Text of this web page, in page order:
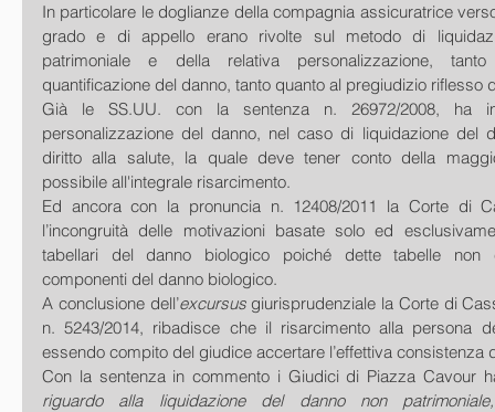
In particolare le doglianze della compagnia assicuratrice
grado e di appello erano rivolte sul metodo di
patrimoniale e della relativa personalizzazione,
quantificazione del danno, tanto quanto al pregiudizio riflesso
Già le SS.UU. con la sentenza n. 26972/2008, ha
personalizzazione del danno, nel caso di liquidazione del
diritto alla salute, la quale deve tener conto della
possibile all'integrale risarcimento.
Ed ancora con la pronuncia n. 12408/2011 la Corte di
l’incongruità delle motivazioni basate solo ed
tabellari del danno biologico poiché dette tabelle non
componenti del danno biologico.
A conclusione dell’excursus giurisprudenziale la Corte di
n. 5243/2014, ribadisce che il risarcimento alla persona
essendo compito del giudice accertare l’effettiva consistenza
Con la sentenza in commento i Giudici di Piazza Cavour
riguardo alla liquidazione del danno non